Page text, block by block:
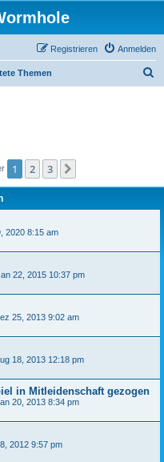
Anmelden
Registrieren
Themen
1 2 3
2020 8:15 am
22, 2015 10:37 pm
25, 2013 9:02 am
18, 2013 12:18 pm
in Mitleidenschaft gezogen
20, 2013 8:34 pm
2012 9:57 pm